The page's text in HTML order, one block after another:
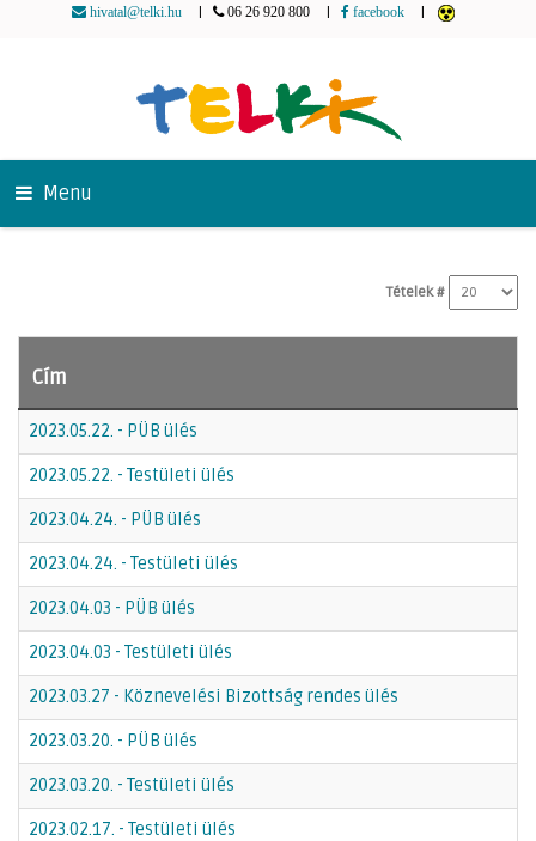
hivatal@telki.hu 06 26 920 800 facebook
Menu
Tételek #
Cím
2023.05.22. - PÜB ülés
2023.05.22. - Testületi ülés
2023.04.24. - PÜB ülés
2023.04.24. - Testületi ülés
2023.04.03 - PÜB ülés
2023.04.03 - Testületi ülés
2023.03.27 - Köznevelési Bizottság rendes ülés
2023.03.20. - PÜB ülés
2023.03.20. - Testületi ülés
2023.02.17. - Testületi ülés